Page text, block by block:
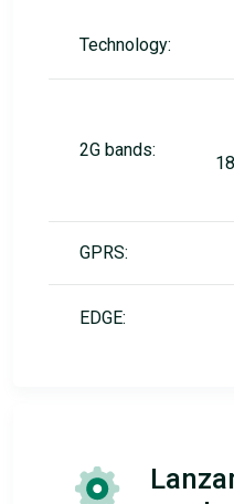
Technology:
2G bands:
GPRS:
EDGE: